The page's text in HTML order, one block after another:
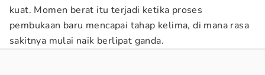
kuat. Momen berat itu terjadi ketika proses
pembukaan baru mencapai tahap kelima, di mana rasa
sakitnya mulai naik berlipat ganda.